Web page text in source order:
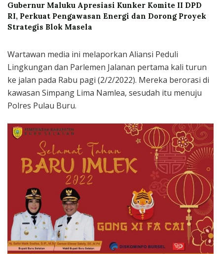
Gubernur Maluku Apresiasi Kunker Komite II DPD
RI, Perkuat Pengawasan Energi dan Dorong Proyek
Strategis Blok Masela
Wartawan media ini melaporkan Aliansi Peduli
Lingkungan dan Parlemen Jalanan pertama kali turun
ke jalan pada Rabu pagi (2/2/2022). Mereka berorasi di
kawasan Simpang Lima Namlea, sesudah itu menuju
Polres Pulau Buru.